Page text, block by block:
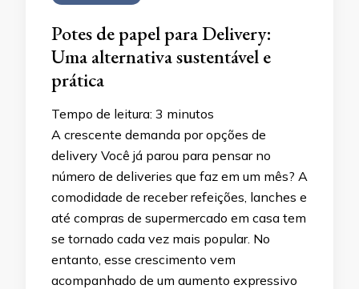
Potes de papel para Delivery:
Uma alternativa sustentável e
prática
Tempo de leitura: 3 minutos
A crescente demanda por opções de
delivery Você já parou para pensar no
número de deliveries que faz em um mês? A
comodidade de receber refeições, lanches e
até compras de supermercado em casa tem
se tornado cada vez mais popular. No
entanto, esse crescimento vem
acompanhado de um aumento expressivo